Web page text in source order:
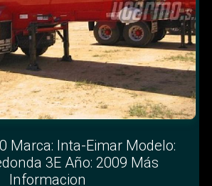
Marca: Inta-Eimar Modelo:
3E Año: 2009 Más
Informacion